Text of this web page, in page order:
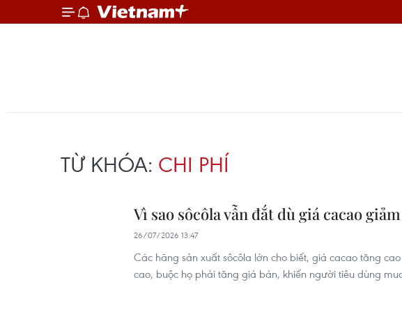
TỪ KHÓA: CHI PHÍ
Vì sao sôcôla vẫn đắt dù giá cacao
26/07/2026 13:47
Các hãng sản xuất sôcôla lớn cho biết, giá cacao tăng
cao, buộc họ phải tăng giá bán, khiến người tiêu dùng